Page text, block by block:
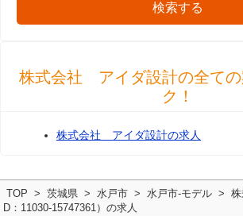
検索する
株式会社 アイダ設計の全ての
ク！
株式会社 アイダ設計の求人
TOP 茨城県 水戸市 水戸市-モデル
D：11030-15747361）の求人